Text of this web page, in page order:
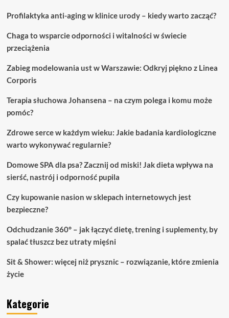
Profilaktyka anti-aging w klinice urody – kiedy warto zacząć?
Chaga to wsparcie odporności i witalności w świecie
przeciążenia
Zabieg modelowania ust w Warszawie: Odkryj piękno z Linea
Corporis
Terapia słuchowa Johansena – na czym polega i komu może
pomóc?
Zdrowe serce w każdym wieku: Jakie badania kardiologiczne
warto wykonywać regularnie?
Domowe SPA dla psa? Zacznij od miski! Jak dieta wpływa na
sierść, nastrój i odporność pupila
Czy kupowanie nasion w sklepach internetowych jest
bezpieczne?
Odchudzanie 360° – jak łączyć dietę, trening i suplementy, by
spalać tłuszcz bez utraty mięśni
Sit & Shower: więcej niż prysznic – rozwiązanie, które zmienia
życie
Kategorie